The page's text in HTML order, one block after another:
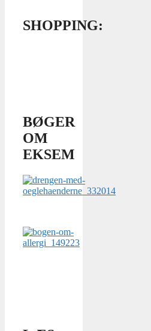
SHOPPING:
BØGER
OM
EKSEM